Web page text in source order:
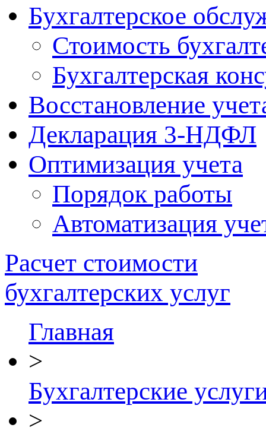
Бухгалтерское
Стоимость
Бухгалтерская
Восcтановление
Декларация 3-НДФЛ
Оптимизация учета
Порядок работы
Автоматизация
Расчет стоимости
бухгалтерских услуг
Главная
>
Бухгалтерские
>